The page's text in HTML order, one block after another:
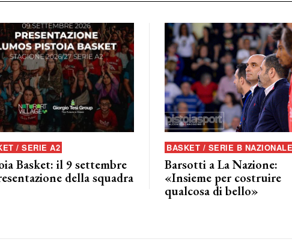
/ SERIE A2
Basket: il 9 settembre
della squadra
BASKET / SERIE B NAZIONALE
Barsotti a La Nazione:
«Insieme per costruire
qualcosa di bello»